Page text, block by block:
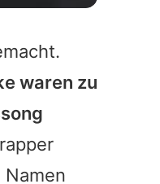
waren zu